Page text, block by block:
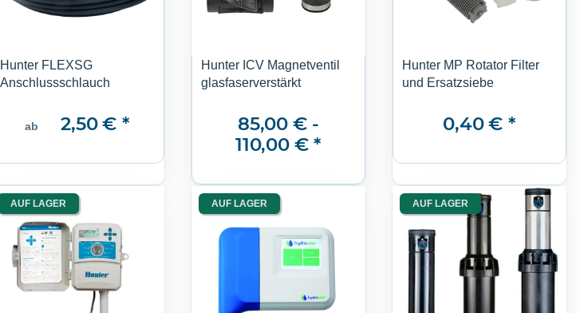
Hunter FLEXSG
Anschlussschlauch
ab 2,50 € *
Hunter ICV Magnetventil
glasfaserverstärkt
85,00 € -
110,00 €*
Hunter MP Rotator Filter
und Ersatzsiebe
0,40 € *
AUF LAGER AUF LAGER AUF LAGER